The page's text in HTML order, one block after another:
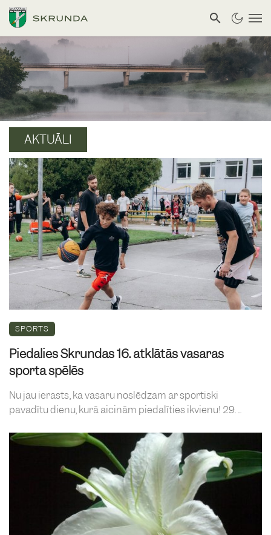
AKTUĀLI
SPORTS
Piedalies Skrundas 16. atklātās vasaras
sporta spēlēs
Nu jau ierasts, ka vasaru noslēdzam ar sportiski
pavadītu dienu, kurā aicinām piedalīties ikvienu! 29. ...